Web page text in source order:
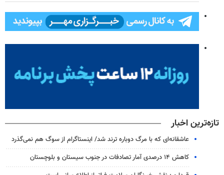
تازه‌ترین اخبار
عاشقانه‌ای که با مرگ دوباره ترند شد/ اینستاگرام از سوگ هم نمی‌گذرد
کاهش ۱۴ درصدی آمار تصادفات در جنوب سیستان و بلوچستان